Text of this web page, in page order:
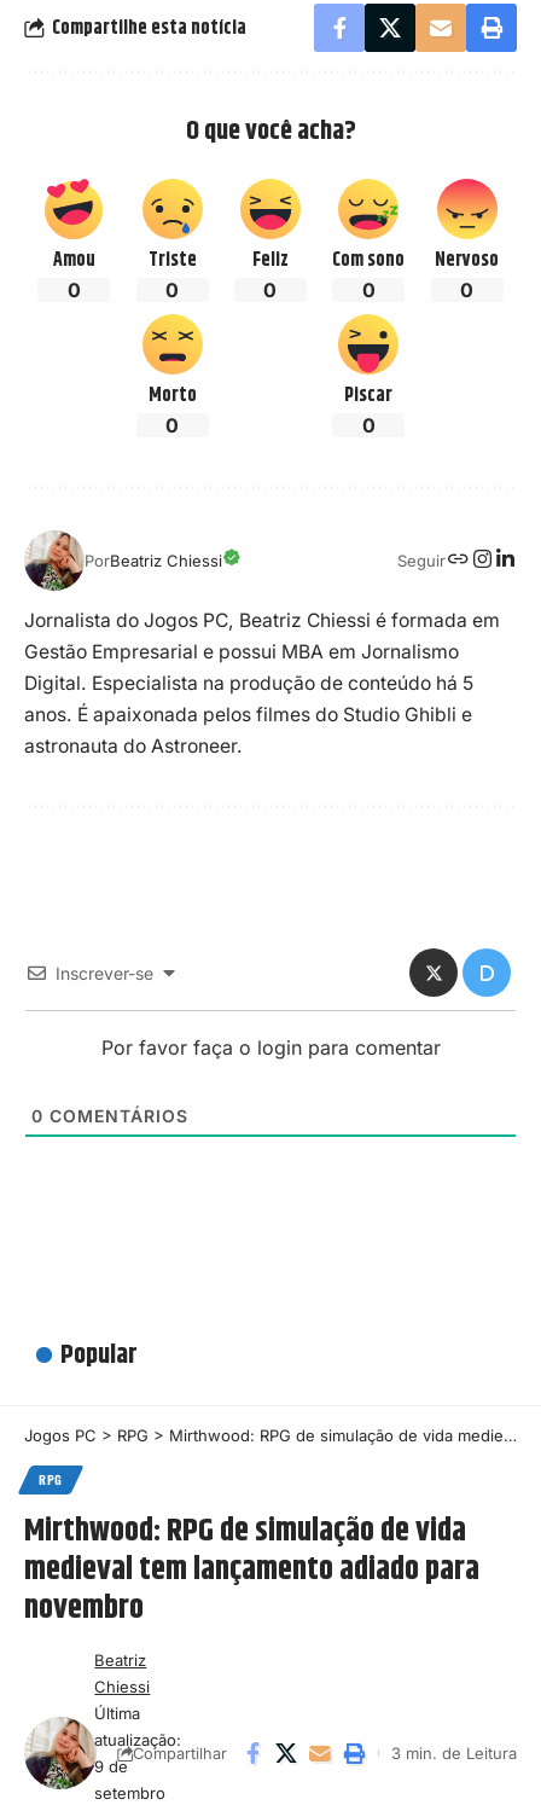
Compartilhe esta notícia
O que você acha?
Amou
0
Triste
0
Feliz
0
Com sono
0
Nervoso
0
Morto
0
Piscar
0
PorBeatriz Chiessi Seguir
Jornalista do Jogos PC, Beatriz Chiessi é formada em
Gestão Empresarial e possui MBA em Jornalismo
Digital. Especialista na produção de conteúdo há 5
anos. É apaixonada pelos filmes do Studio Ghibli e
astronauta do Astroneer.
Inscrever-se
Por favor faça o login para comentar
0 COMENTÁRIOS
Popular
Jogos PC > RPG > Mirthwood: RPG de simulação de vida medieval tem lançamento adiado para novembro
RPG
Mirthwood: RPG de simulação de vida
medieval tem lançamento adiado para
novembro
Última
atualização:
9 de
setembro
Beatriz
Chiessi
Compartilhar 3 min. de Leitura